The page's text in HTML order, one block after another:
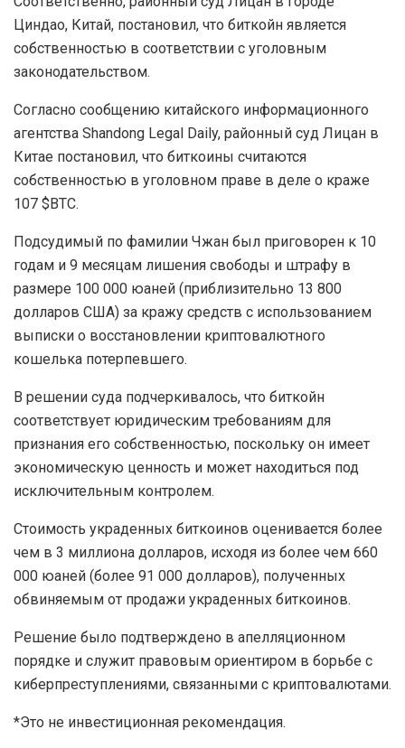
Циндао, Китай, постановил, что биткойн является
собственностью в соответствии с уголовным
законодательством.
Согласно сообщению китайского информационного
агентства Shandong Legal Daily, районный суд Лицан в
Китае постановил, что биткоины считаются
собственностью в уголовном праве в деле о краже
107 $BTC.
Подсудимый по фамилии Чжан был приговорен к 10
годам и 9 месяцам лишения свободы и штрафу в
размере 100 000 юаней (приблизительно 13 800
долларов США) за кражу средств с использованием
выписки о восстановлении криптовалютного
кошелька потерпевшего.
В решении суда подчеркивалось, что биткойн
соответствует юридическим требованиям для
признания его собственностью, поскольку он имеет
экономическую ценность и может находиться под
исключительным контролем.
Стоимость украденных биткоинов оценивается более
чем в 3 миллиона долларов, исходя из более чем 660
000 юаней (более 91 000 долларов), полученных
обвиняемым от продажи украденных биткоинов.
Решение было подтверждено в апелляционном
порядке и служит правовым ориентиром в борьбе с
киберпреступлениями, связанными с криптовалютами.
*Это не инвестиционная рекомендация.